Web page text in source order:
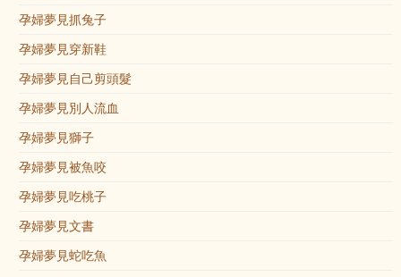
孕婦夢見抓兔子
孕婦夢見穿新鞋
孕婦夢見自己剪頭髮
孕婦夢見別人流血
孕婦夢見獅子
孕婦夢見被魚咬
孕婦夢見吃桃子
孕婦夢見文書
孕婦夢見蛇吃魚